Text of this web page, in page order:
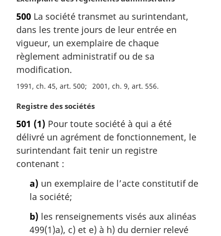
t
e
m
a
g
i
a
e
:
500 La société transmet au surintendant,
dans les trente jours de leur entrée en
vigueur, un exemplaire de chaque
règlement administratif ou de sa
modification.
1991, ch. 45, art. 500 2001, ch. 9, art. 556
N
t
e
m
a
Registre des sociétés
501 (1) Pour toute société à qui a été
délivré un agrément de fonctionnement, le
surintendant fait tenir un registre
contenant :
a) un exemplaire de l’acte constitutif de
la société;
b) les renseignements visés aux alinéas
499(1)a), c) et e) à h) du dernier relevé